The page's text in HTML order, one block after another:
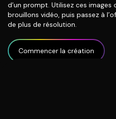
d’un prompt. Utilisez ces
brouillons vidéo, puis passez à
de plus de résolution.
Commencer la création